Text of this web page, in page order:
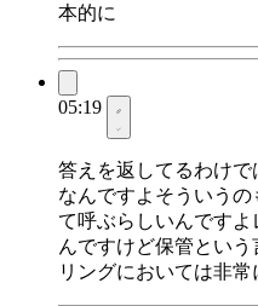
本的に
05:19
答えを返してるわけ
なんですよそういう
て呼ぶらしいんです
んですけど保管とい
リングにおいては非